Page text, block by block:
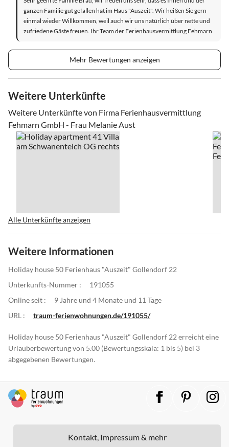
ganzen Familie gut gefallen hat im Haus "Auszeit". Wir heißen Sie gern
einmal wieder Willkommen, weil auch wir uns natürlich über nette und
zufriedene Gäste freuen. Ihr Team der Ferienhausvermittlung Fehmarn
Mehr Bewertungen anzeigen
Weitere Unterkünfte
Weitere Unterkünfte von Firma Ferienhausvermittlung
Fehmarn GmbH - Frau Melanie Aust
Alle Unterkünfte anzeigen
Weitere Informationen
Holiday house 50 Ferienhaus "Auszeit" Gollendorf 22
Unterkunfts-Nummer :
191055
Online seit :
9 Jahre und 4 Monate und 11 Tage
URL :
traum-ferienwohnungen.de/191055/
Holiday house 50 Ferienhaus "Auszeit" Gollendorf 22 erreicht eine
Urlauberbewertung von 5.00 (Bewertungsskala: 1 bis 5) bei 3
abgegebenen Bewertungen.
Kontakt, Impressum & mehr